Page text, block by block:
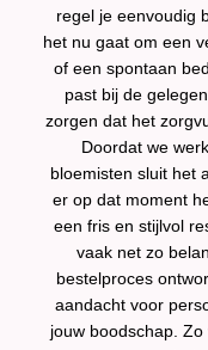
regel je eenvoudig
het nu gaat om een
of een spontaan
past bij de
zorgen dat het
Doordat we
bloemisten sluit het
er op dat moment
een fris en stijlvol
vaak net zo
bestelproces
aandacht voor
jouw boodschap.